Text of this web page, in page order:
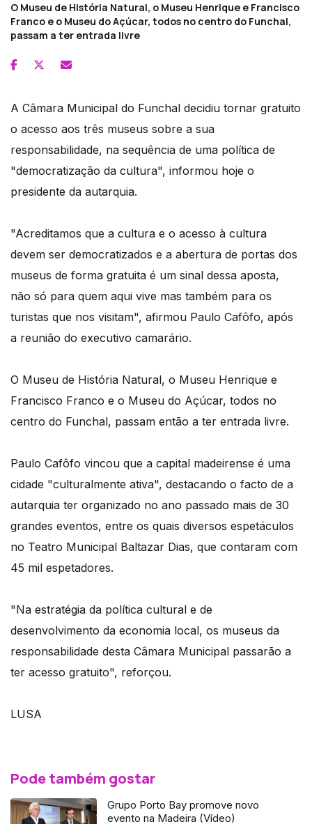
O Museu de História Natural, o Museu Henrique e Francisco
Franco e o Museu do Açúcar, todos no centro do Funchal,
passam a ter entrada livre
A Câmara Municipal do Funchal decidiu tornar gratuito
o acesso aos três museus sobre a sua
responsabilidade, na sequência de uma política de
"democratização da cultura", informou hoje o
presidente da autarquia.
"Acreditamos que a cultura e o acesso à cultura
devem ser democratizados e a abertura de portas dos
museus de forma gratuita é um sinal dessa aposta,
não só para quem aqui vive mas também para os
turistas que nos visitam", afirmou Paulo Cafôfo, após
a reunião do executivo camarário.
O Museu de História Natural, o Museu Henrique e
Francisco Franco e o Museu do Açúcar, todos no
centro do Funchal, passam então a ter entrada livre.
Paulo Cafôfo vincou que a capital madeirense é uma
cidade "culturalmente ativa", destacando o facto de a
autarquia ter organizado no ano passado mais de 30
grandes eventos, entre os quais diversos espetáculos
no Teatro Municipal Baltazar Dias, que contaram com
45 mil espetadores.
"Na estratégia da política cultural e de
desenvolvimento da economia local, os museus da
responsabilidade desta Câmara Municipal passarão a
ter acesso gratuito", reforçou.
LUSA
Pode também gostar
Grupo Porto Bay promove novo
evento na Madeira (Vídeo)